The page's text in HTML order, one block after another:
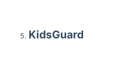
KidsGuard